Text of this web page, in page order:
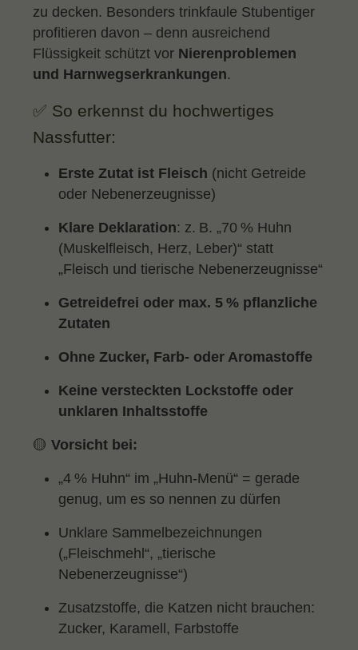
zu decken. Besonders trinkfaule Stubentiger
profitieren davon – denn ausreichend
Flüssigkeit schützt vor Nierenproblemen
und Harnwegserkrankungen.
✅ So erkennst du hochwertiges
Nassfutter:
Erste Zutat ist Fleisch (nicht Getreide
oder Nebenerzeugnisse)
Klare Deklaration: z. B. „70 % Huhn
(Muskelfleisch, Herz, Leber)“ statt
„Fleisch und tierische Nebenerzeugnisse“
Getreidefrei oder max. 5 % pflanzliche
Zutaten
Ohne Zucker, Farb- oder Aromastoffe
Keine versteckten Lockstoffe oder
unklaren Inhaltsstoffe
🟡 Vorsicht bei:
„4 % Huhn“ im „Huhn-Menü“ = gerade
genug, um es so nennen zu dürfen
Unklare Sammelbezeichnungen
(„Fleischmehl“, „tierische
Nebenerzeugnisse“)
Zusatzstoffe, die Katzen nicht brauchen:
Zucker, Karamell, Farbstoffe